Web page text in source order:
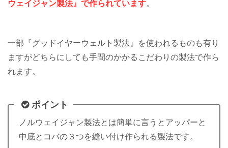
ウェイジャン製法』で作られています。
一部『グッドイヤーウェルト製法』を使われるものも有り
ますがどちらにしても手間のかかるこだわりの製法で作ら
れます。
ポイント
ノルウェイジャン製法とは簡単に言うとアッパーと
中底とコバの３つを縫い付け作られる製法です。